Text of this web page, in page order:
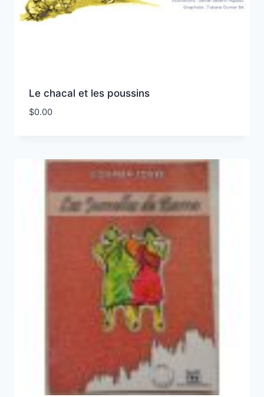
Le chacal et les poussins
$0.00